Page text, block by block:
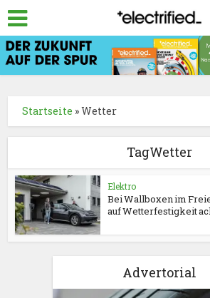
Startseite »Wetter
TagWetter
Elektro
Bei Wallboxen im
auf Wetterfestigkeit
Advertorial